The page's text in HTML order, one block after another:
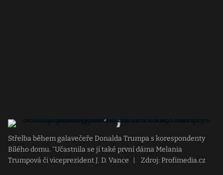
Střelba během galavečeře Donalda Trumpa s korespondenty
Bílého domu. ˇUčastnila se jí také první dáma Melania
Trumpová či viceprezident J. D. Vance
Zdroj: Profimedia.cz